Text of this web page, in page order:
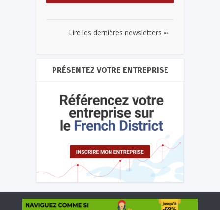
Lire les dernières newsletters ...
PRÉSENTEZ VOTRE ENTREPRISE